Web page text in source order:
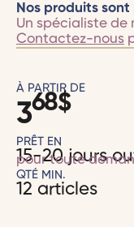
Nos produits
Un spécialiste de
Contactez-nous
À PARTIR DE
368$
PRÊT EN
15-20 jours
pour toute
QTÉ MIN.
12 articles